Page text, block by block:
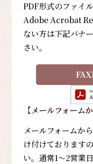
PDF形式のファイ
Adobe Acrobat
ない方は下記バナ
さい。
FAX
【メールフォーム
メールフォームか
け付けております
い。通常1～2営業